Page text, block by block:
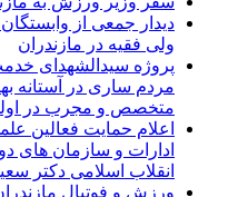
دیدار جمعی از وابستگان
ولی فقیه در مازندران
مردم ساری در آستانه
متخصص و مجرب در
اعلام حمایت فعالین
ادارات و سازمان های
انقلاب اسلامی دکتر
ورزش و فوتبال